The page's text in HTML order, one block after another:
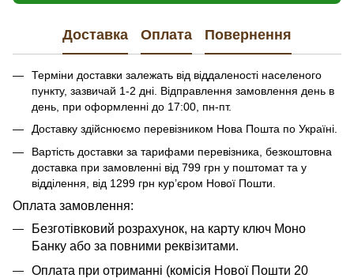
Доставка Оплата Повернення
Терміни доставки залежать від віддаленості населеного
пункту, зазвичай 1-2 дні. Відправлення замовлення день в
день, при оформленні до 17:00, пн-пт.
Доставку здійснюємо перевізником Нова Пошта по Україні.
Вартість доставки за тарифами перевізника, безкоштовна
доставка при замовленні від 799 грн у поштомат та у
відділення, від 1299 грн кур’єром Нової Пошти.
​​​​Оплата замовлення:
Безготівковий розрахунок, на карту ключ Моно
Банку або за повними реквізитами.
Оплата при отриманні (комісія Нової Пошти 20